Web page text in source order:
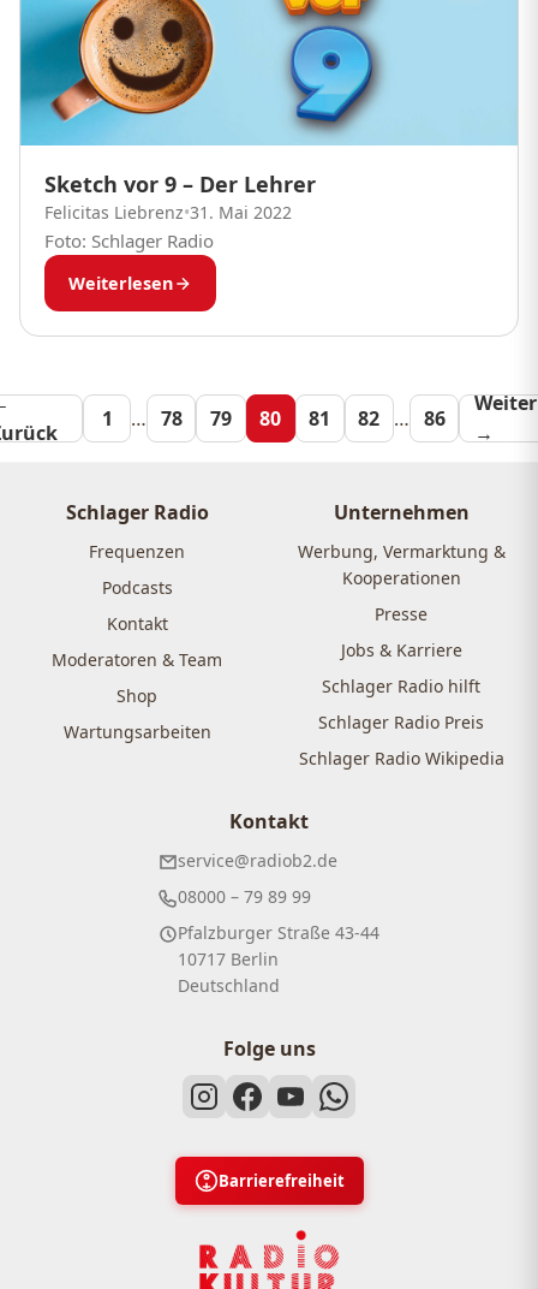
Sketch vor 9 – Der Lehrer
Felicitas Liebrenz•31. Mai 2022
Foto: Schlager Radio
Weiterlesen
der
1 … 78 79 80 81 82 … 86
Weiter
→
Schlager Radio
Frequenzen
Podcasts
Kontakt
Moderatoren & Team
Shop
Wartungsarbeiten
Unternehmen
Werbung, Vermarktung &
Kooperationen
Presse
Jobs & Karriere
Schlager Radio hilft
Schlager Radio Preis
Schlager Radio Wikipedia
Kontakt
service@radiob2.de
08000 – 79 89 99
Pfalzburger Straße 43-44
10717 Berlin
Deutschland
Folge uns
Barrierefreiheit